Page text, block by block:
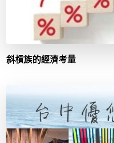
斜槓族的經濟考量